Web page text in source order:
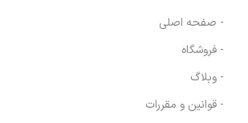
- صفحه اصلی
- فروشگاه
- وبلاگ
- قوانین و مقررات